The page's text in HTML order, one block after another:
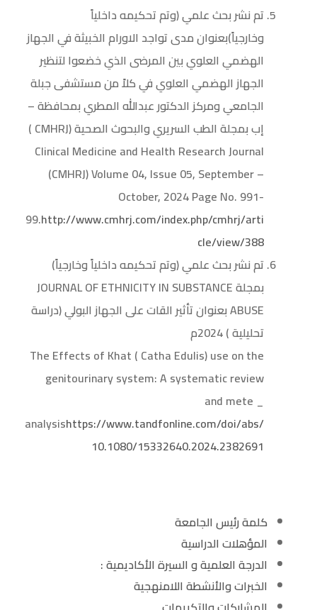
تم نشر بحث علمي (وتم تحكيمه داخلياً
وخارجياً)بعنوان مدى تواجد الاورام الخبيثة في الجهاز
الهضمي العلوي بين المرضى الذي خضعوا لتنظير
الجهاز الهضمي العلوي في كلاً من مستشفى جبلة
الجامعي ومركز الدكتور عبدالله المطري بمحافظة –
إب بمجلة الطب السريري والبحوث الصحية (CMHRJ )
Clinical Medicine and Health Research Journal
(CMHRJ) Volume 04, Issue 05, September –
October, 2024 Page No. 991-
99.http://www.cmhrj.com/index.php/cmhrj/arti
cle/view/388
تم نشر بحث علمي (وتم تحكيمه داخلياً وخارجياً)
بمجلة JOURNAL OF ETHNICITY IN SUBSTANCE
ABUSE بعنوان تأثير القات على الجهاز البولي (دراسة
تحليلية ) 2024م
The Effects of Khat ( Catha Edulis) use on the
genitourinary system: A systematic review
and mete _
analysishttps://www.tandfonline.com/doi/abs/
10.1080/15332640.2024.2382691
كلمة رئيس الجامعة
المؤهلات الدراسية
الدرجة العلمية و السيرة الأكاديمية :
الخبرات والأنشطة اللامنهجية